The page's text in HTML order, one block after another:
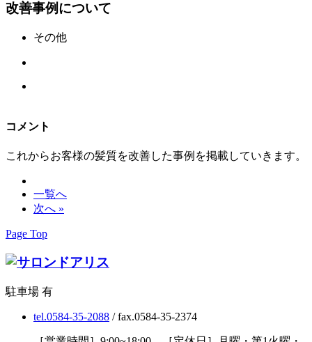
改善事例について
その他
コメント
これからお客様の髪質を改善した事例を掲載していきます。
一覧へ
次へ »
Page Top
駐車場 有
tel.0584-35-2088 / fax.0584-35-2374